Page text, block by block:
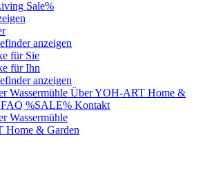
Sale%
anzeigen
für Sie
für Ihn
anzeigen
Wassermühle Über YOH-ART Home &
FAQ %SALE% Kontakt
Wassermühle
Home & Garden